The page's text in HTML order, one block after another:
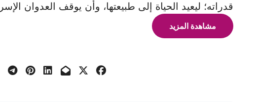
قدراته؛ ليعيد الحياة إلى طبيعتها، وأن يوقف العدوان
مشاهدة المزيد